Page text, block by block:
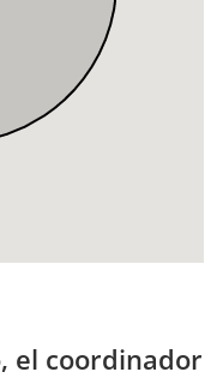
el coordinador